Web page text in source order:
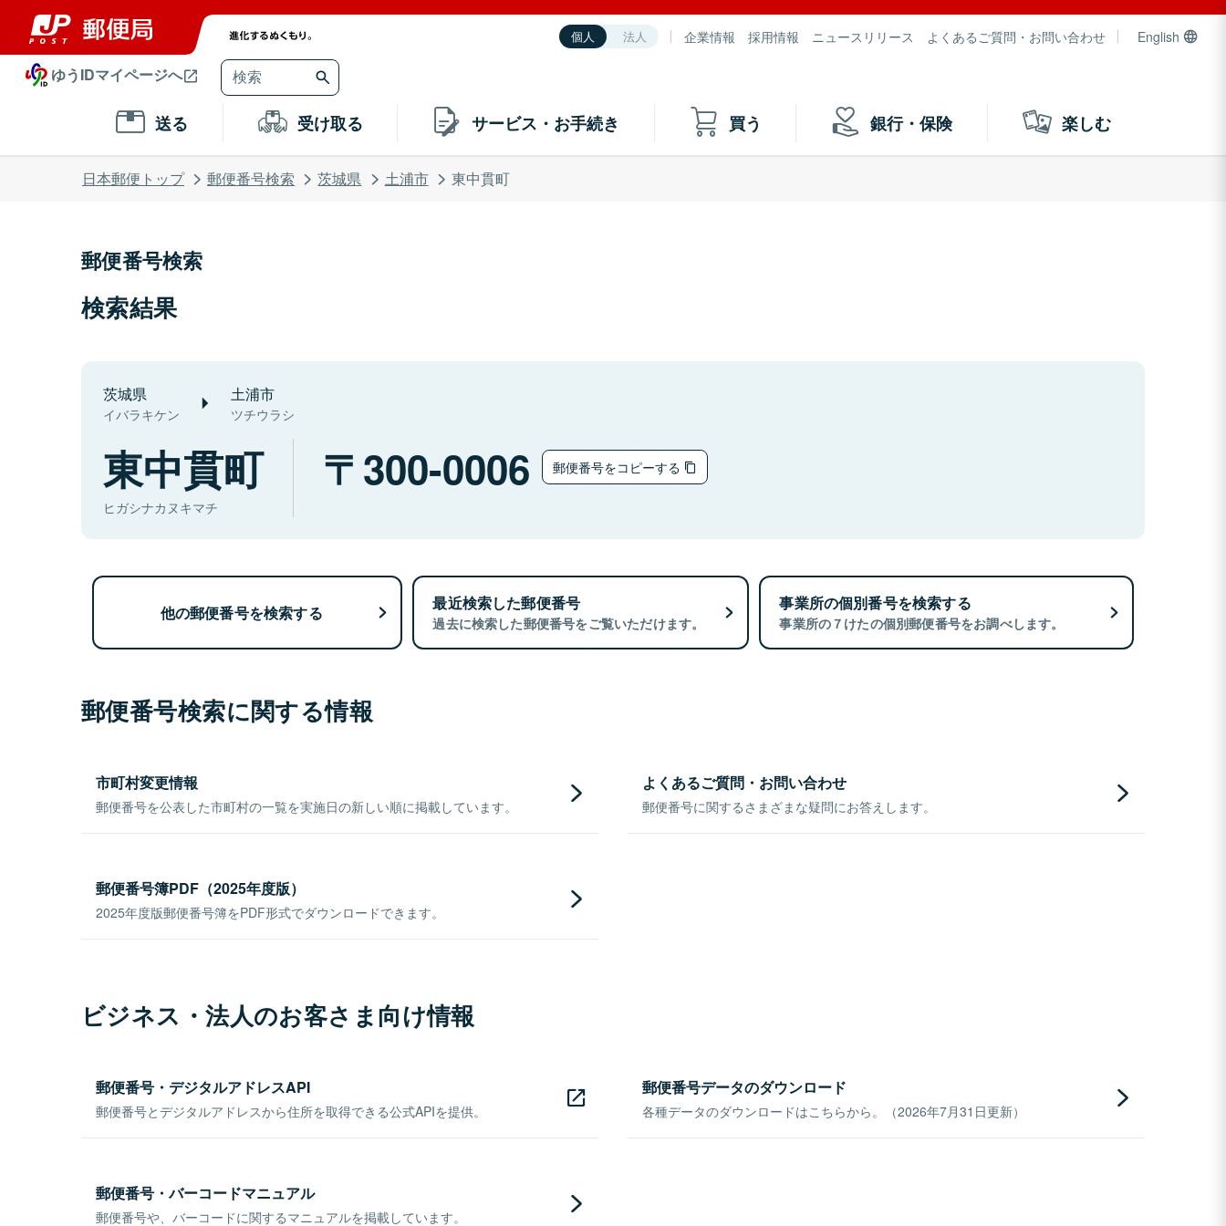
個人 法人 企業情報 採用情報 ニュースリリース よくあるご質問・お問い合わせ English
ゆうIDマイページへ
送る 受け取る サービス・お手続き 買う 銀行・保険 楽しむ
日本郵便トップ 郵便番号検索 茨城県 土浦市 東中貫町
郵便番号検索
検索結果
茨城県
イバラキケン
土浦市
ツチウラシ
東中貫町
ヒガシナカヌキマチ
300-0006 郵便番号をコピーする
他の郵便番号を検索する 最近検索した郵便番号
過去に検索した郵便番号をご覧いただけます。
事業所の個別番号を検索する
事業所の７けたの個別郵便番号をお調べします。
郵便番号検索に関する情報
市町村変更情報
郵便番号を公表した市町村の一覧を実施日の新しい順に掲載しています。
よくあるご質問・お問い合わせ
郵便番号に関するさまざまな疑問にお答えします。
郵便番号簿PDF（2025年度版）
2025年度版郵便番号簿をPDF形式でダウンロードできます。
ビジネス・法人のお客さま向け情報
郵便番号・デジタルアドレスAPI
郵便番号とデジタルアドレスから住所を取得できる公式APIを提供。
郵便番号データのダウンロード
各種データのダウンロードはこちらから。（2026年7月31日更新）
郵便番号・バーコードマニュアル
郵便番号や、バーコードに関するマニュアルを掲載しています。